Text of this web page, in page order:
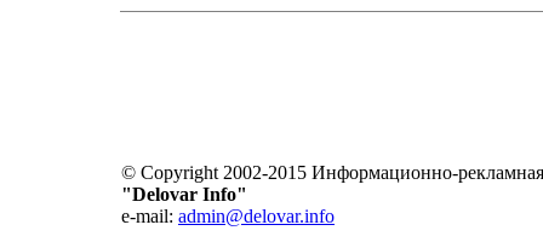
© Copyright 2002-2015 Информационно-
"Delovar Info"
e-mail: admin@delovar.info